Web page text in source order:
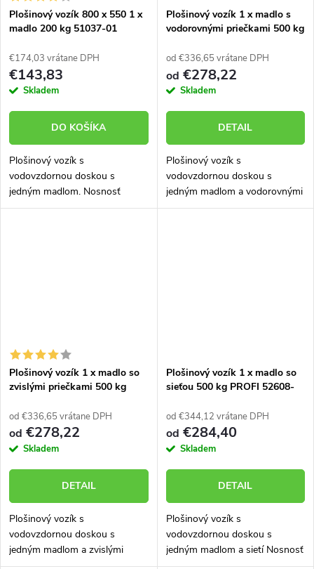
Plošinový vozík 800 x 550 1 x
madlo 200 kg 51037-01
€174,03 vrátane DPH
€143,83
Skladem
DO KOŠÍKA
Plošinový vozík s
vodovzdornou doskou s
jedným madlom. Nosnosť
200kg.
Plošinový vozík 1 x madlo s
vodorovnými priečkami 500 kg
od €336,65 vrátane DPH
od €278,22
Skladem
DETAIL
Plošinový vozík s
vodovzdornou doskou s
jedným madlom a vodorovnými
priečkami. Nosnosť 500 kg.
Plošinový vozík 1 x madlo so
zvislými priečkami 500 kg
od €336,65 vrátane DPH
od €278,22
Skladem
DETAIL
Plošinový vozík s
vodovzdornou doskou s
jedným madlom a zvislými
priečkami. Nosnosť 500 kg.
Plošinový vozík 1 x madlo so
sieťou 500 kg PROFI 52608-
od €344,12 vrátane DPH
od €284,40
Skladem
DETAIL
Plošinový vozík s
vodovzdornou doskou s
jedným madlom a sietí Nosnosť
500 kg. Vozík skonštruovaný a